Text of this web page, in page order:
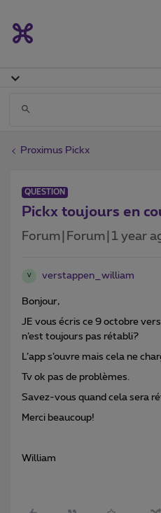
Proximus Pickx
QUESTION
Pickx toujours en
Forum|Forum|1 year
V verstappen_william
Bonjour,
JE vous écris ce 9 octobre
n’est toujours pas rétabli?
L’app s’ouvre mais cela ne
Tv ok pas de problèmes.
Savez-vous quand cela sera
Merci beaucoup!
William